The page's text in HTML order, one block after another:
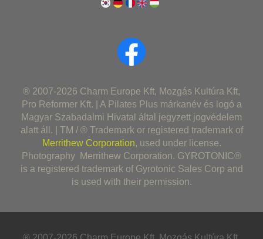
® 2007-2026 Charm Europe Kft, Mozgás Kultúra Kft,
Pro Reformer Kft. | A Pilates Plus márkanév és logó a
Magyar Szabadalmi Hivatal által jegyzett jogvédelem
alatt áll. | TM / ® Trademark or registered trademark of
Merrithew Corporation, used under license.
Photography Merrithew Corporation. GYROTONIC®
is a registered trademark of Gyrotonic Sales Corp and
is used with their permission.